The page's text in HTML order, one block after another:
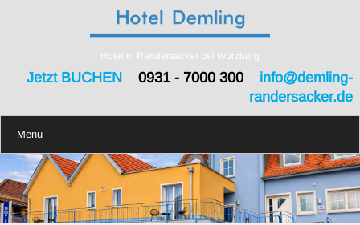
Hotel in Randersacker bei Würzburg
Jetzt BUCHEN0931 - 7000 300 info@demling-
randersacker.de
Menu